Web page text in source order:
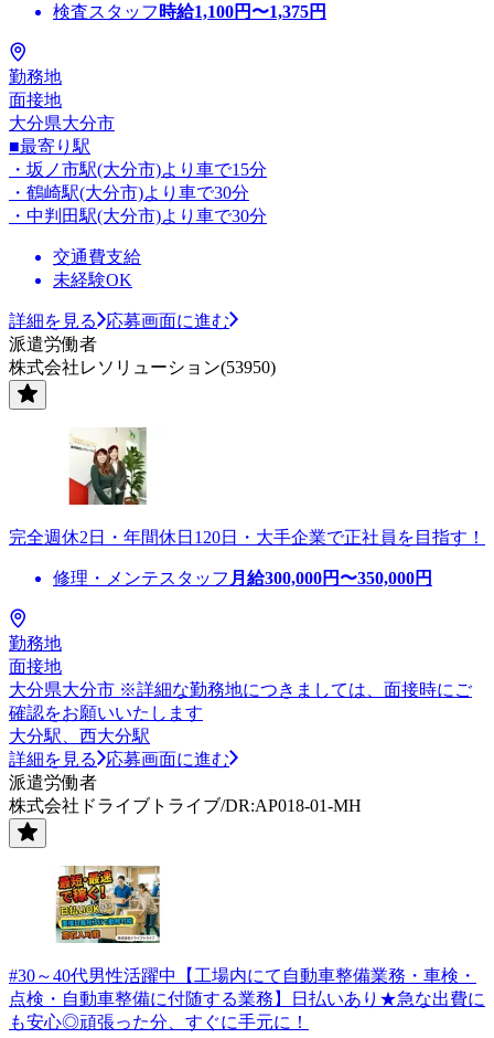
検査スタッフ 時給1,100円〜1,375円
勤務地
面接地
大分県大分市
■最寄り駅
・坂ノ市駅(大分市)より車で15分
・鶴崎駅(大分市)より車で30分
・中判田駅(大分市)より車で30分
交通費支給
未経験OK
詳細を見る
応募画面に進む
派遣労働者
株式会社レソリューション(53950)
完全週休2日・年間休日120日・大手企業で正社員を目指す！
修理・メンテスタッフ 月給300,000円〜350,000円
勤務地
面接地
大分県大分市 ※詳細な勤務地につきましては、面接時にご
確認をお願いいたします
大分駅、西大分駅
詳細を見る
応募画面に進む
派遣労働者
株式会社ドライブトライブ/DR:AP018-01-MH
#30～40代男性活躍中【工場内にて自動車整備業務・車検・
点検・自動車整備に付随する業務】日払いあり★急な出費に
も安心◎頑張った分、すぐに手元に！